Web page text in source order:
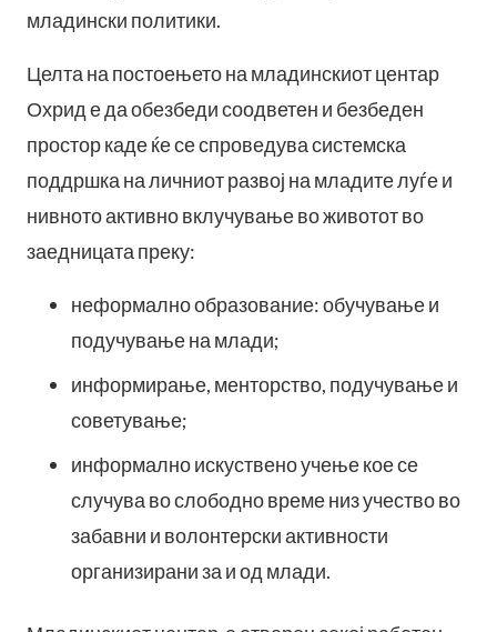
младински политики.
Целта на постоењето на младинскиот центар
Охрид е да обезбеди соодветен и безбеден
простор каде ќе се спроведува системска
поддршка на личниот развој на младите луѓе и
нивното активно вклучување во животот во
заедницата преку:
неформално образование: обучување и
подучување на млади;
информирање, менторство, подучување и
советување;
информално искуствено учење кое се
случува во слободно време низ учество во
забавни и волонтерски активности
организирани за и од млади.